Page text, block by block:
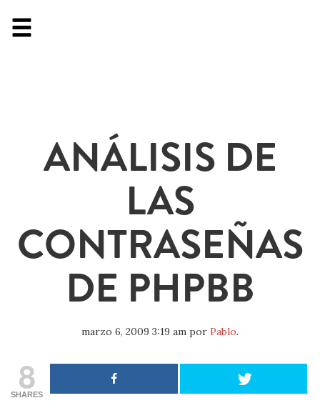
ANÁLISIS DE
LAS
CONTRASEÑAS
DE PHPBB
marzo 6, 2009 3:19 am por Pablo.
8
SHARES